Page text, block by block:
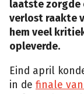
laatste zorgde
verlost raakte
hem veel
opleverde.
Eind april
in de finale van